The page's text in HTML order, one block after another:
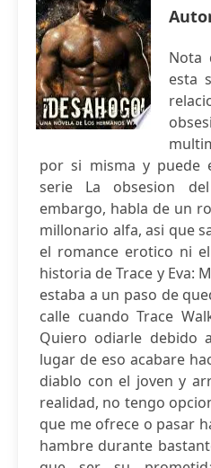
Nota
esta
por si misma y puede
serie La obsesion
embargo, habla de un
millonario alfa, asi que
el romance erotico ni
historia de Trace y Eva:
estaba a un paso de
calle cuando Trace
Quiero odiarle debido
lugar de eso acabare
diablo con el joven y
realidad, no tengo
que me ofrece o pasar
hambre durante